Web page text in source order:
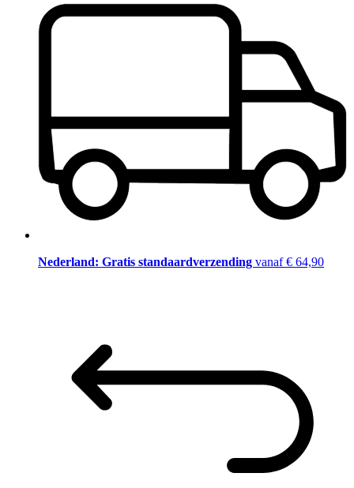
Nederland: Gratis standaardverzending vanaf € 64,90